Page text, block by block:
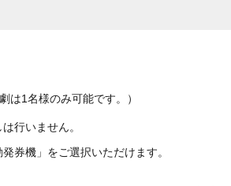
1名様のみ可能です。）
行いません。
券機」をご選択いただけます。